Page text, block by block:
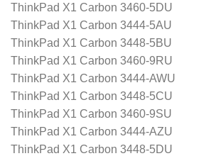
ThinkPad X1 Carbon 3460-5DU
ThinkPad X1 Carbon 3444-5AU
ThinkPad X1 Carbon 3448-5BU
ThinkPad X1 Carbon 3460-9RU
ThinkPad X1 Carbon 3444-AWU
ThinkPad X1 Carbon 3448-5CU
ThinkPad X1 Carbon 3460-9SU
ThinkPad X1 Carbon 3444-AZU
ThinkPad X1 Carbon 3448-5DU